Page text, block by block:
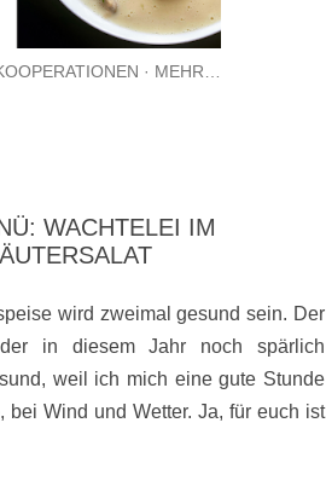
MEHR…
WACHTELEI IM
wird zweimal gesund sein. Der
in diesem Jahr noch spärlich
weil ich mich eine gute Stunde
Wind und Wetter. Ja, für euch ist